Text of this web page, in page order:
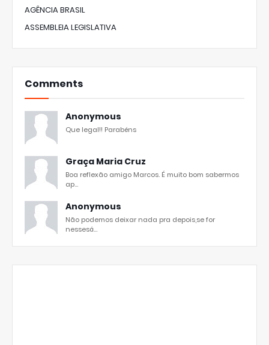
AGÊNCIA BRASIL
ASSEMBLEIA LEGISLATIVA
Comments
Anonymous
Que legal!! Parabéns
Graça Maria Cruz
Boa reflexão amigo Marcos. É muito bom sabermos
ap...
Anonymous
Não podemos deixar nada pra depois,se for
nessesá...